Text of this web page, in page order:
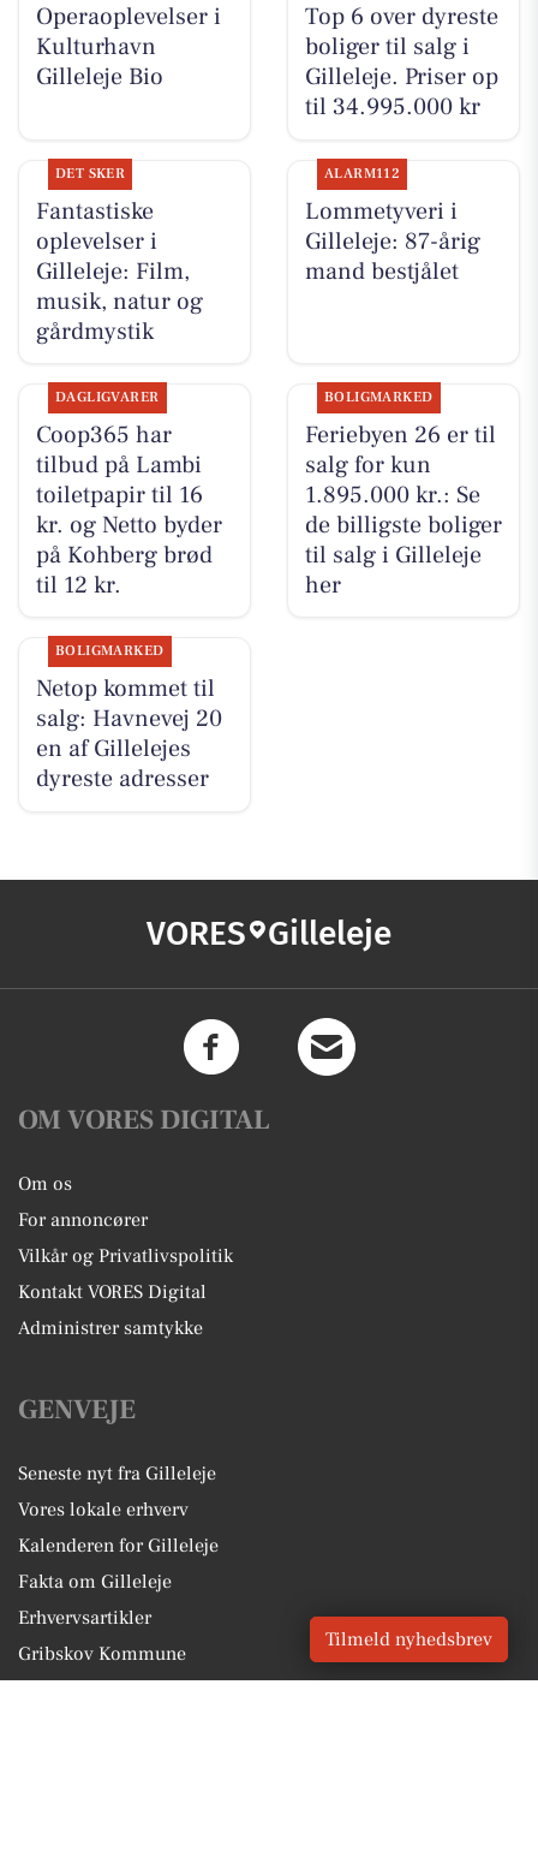
Operaoplevelser i
Kulturhavn
Gilleleje Bio
Top 6 over dyreste
boliger til salg i
Gilleleje. Priser op
til 34.995.000 kr
DET SKER
Fantastiske
oplevelser i
Gilleleje: Film,
musik, natur og
gårdmystik
ALARM112
Lommetyveri i
Gilleleje: 87-årig
mand bestjålet
DAGLIGVARER
Coop365 har
tilbud på Lambi
toiletpapir til 16
kr. og Netto byder
på Kohberg brød
til 12 kr.
BOLIGMARKED
Feriebyen 26 er til
salg for kun
1.895.000 kr.: Se
de billigste boliger
til salg i Gilleleje
her
BOLIGMARKED
Netop kommet til
salg: Havnevej 20
en af Gillelejes
dyreste adresser
VORES Gilleleje
OM VORES DIGITAL
Om os
For annoncører
Vilkår og Privatlivspolitik
Kontakt VORES Digital
Administrer samtykke
GENVEJE
Seneste nyt fra Gilleleje
Vores lokale erhverv
Kalenderen for Gilleleje
Fakta om Gilleleje
Erhvervsartikler
Gribskov Kommune
Tilmeld nyhedsbrev